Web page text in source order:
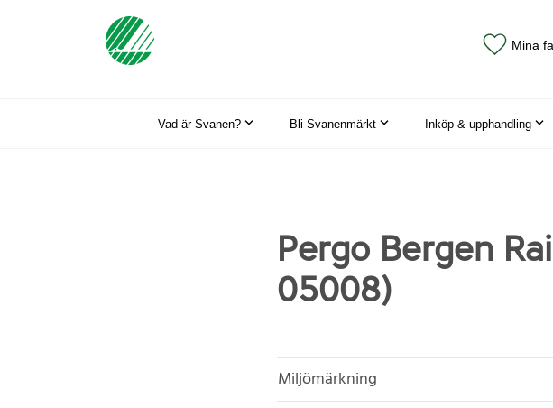
Mina
Vad är Svanen? Bli Svanenmärkt Inköp & upphandling
Pergo Bergen
05008)
Miljömärkning